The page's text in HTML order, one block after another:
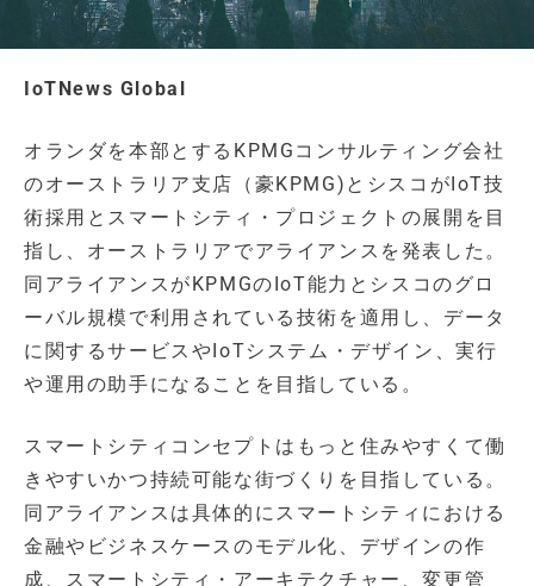
IoTNews Global
オランダを本部とするKPMGコンサルティング会社
のオーストラリア支店（豪KPMG)とシスコがIoT技
術採用とスマートシティ・プロジェクトの展開を目
指し、オーストラリアでアライアンスを発表した。
同アライアンスがKPMGのIoT能力とシスコのグロ
ーバル規模で利用されている技術を適用し、データ
に関するサービスやIoTシステム・デザイン、実行
や運用の助手になることを目指している。
スマートシティコンセプトはもっと住みやすくて働
きやすいかつ持続可能な街づくりを目指している。
同アライアンスは具体的にスマートシティにおける
金融やビジネスケースのモデル化、デザインの作
成、スマートシティ・アーキテクチャー、変更管